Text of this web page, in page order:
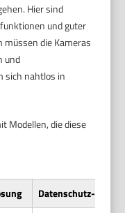
Hier sind
und guter
die Kameras
und
sich nahtlos in
Modellen, die diese
Datenschutz-